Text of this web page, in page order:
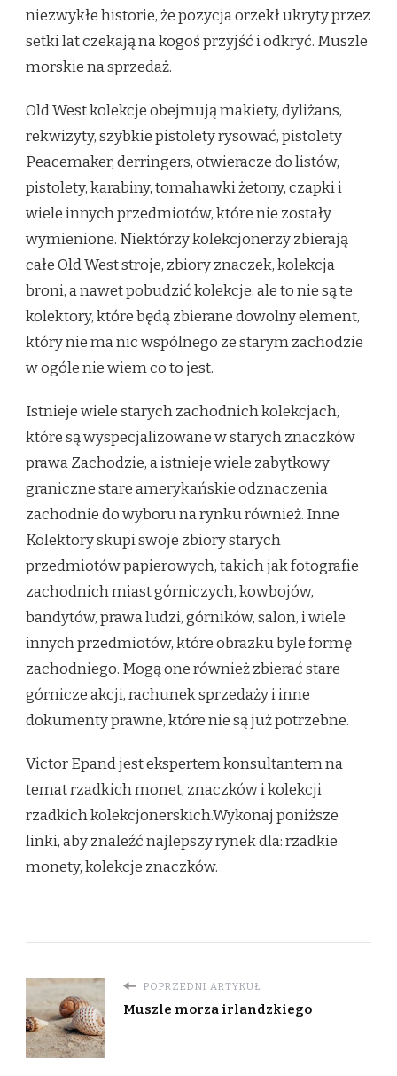
niezwykłe historie, że pozycja orzekł ukryty przez
setki lat czekają na kogoś przyjść i odkryć. Muszle
morskie na sprzedaż.
Old West kolekcje obejmują makiety, dyliżans,
rekwizyty, szybkie pistolety rysować, pistolety
Peacemaker, derringers, otwieracze do listów,
pistolety, karabiny, tomahawki żetony, czapki i
wiele innych przedmiotów, które nie zostały
wymienione. Niektórzy kolekcjonerzy zbierają
całe Old West stroje, zbiory znaczek, kolekcja
broni, a nawet pobudzić kolekcje, ale to nie są te
kolektory, które będą zbierane dowolny element,
który nie ma nic wspólnego ze starym zachodzie
w ogóle nie wiem co to jest.
Istnieje wiele starych zachodnich kolekcjach,
które są wyspecjalizowane w starych znaczków
prawa Zachodzie, a istnieje wiele zabytkowy
graniczne stare amerykańskie odznaczenia
zachodnie do wyboru na rynku również. Inne
Kolektory skupi swoje zbiory starych
przedmiotów papierowych, takich jak fotografie
zachodnich miast górniczych, kowbojów,
bandytów, prawa ludzi, górników, salon, i wiele
innych przedmiotów, które obrazku byle formę
zachodniego. Mogą one również zbierać stare
górnicze akcji, rachunek sprzedaży i inne
dokumenty prawne, które nie są już potrzebne.
Victor Epand jest ekspertem konsultantem na
temat rzadkich monet, znaczków i kolekcji
rzadkich kolekcjonerskich.Wykonaj poniższe
linki, aby znaleźć najlepszy rynek dla: rzadkie
monety, kolekcje znaczków.
POPRZEDNI ARTYKUŁ
Muszle morza irlandzkiego